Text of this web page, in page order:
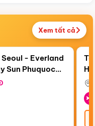
Xem tất cả
Điểm nổi bật
- Everland
Sun Phuquoc